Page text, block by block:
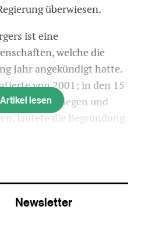
überwiesen.
ist eine
welche die
Jahr angekündigt hatte.
von 2001; in den 15
stark gestiegen und
lautete die Begründung.
der Eigenmietwert in der
lesen
Newsletter